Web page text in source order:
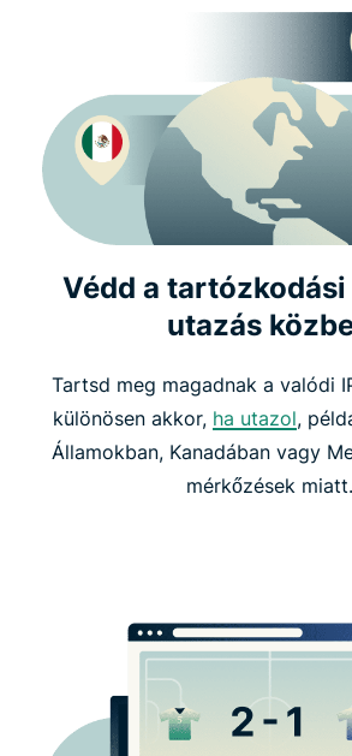
Védd a
utazás
Tartsd meg magadnak a valódi
különösen akkor, ha utazol,
Államokban, Kanadában vagy
mérkőzések miatt.